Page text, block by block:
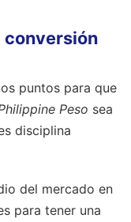
conversión
puntos para que
Peso sea
disciplina
del mercado en
para tener una